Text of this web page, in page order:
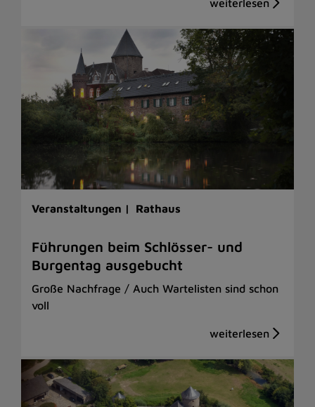
Veranstaltungen | Rathaus
Führungen beim Schlösser- und
Burgentag ausgebucht
Große Nachfrage / Auch Wartelisten sind schon
voll